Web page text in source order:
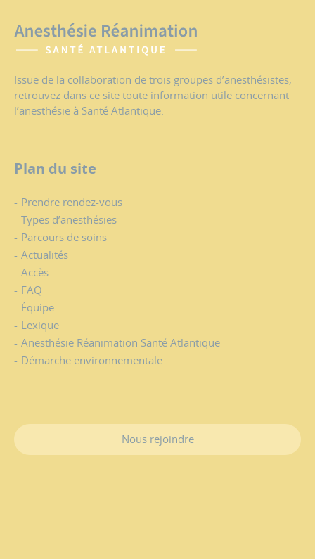
Issue de la collaboration de trois groupes d’anesthésistes,
retrouvez dans ce site toute information utile concernant
l’anesthésie à Santé Atlantique.
Plan du site
Prendre rendez-vous
Types d’anesthésies
Parcours de soins
Actualités
Accès
FAQ
Équipe
Lexique
Anesthésie Réanimation Santé Atlantique
Démarche environnementale
Nous rejoindre